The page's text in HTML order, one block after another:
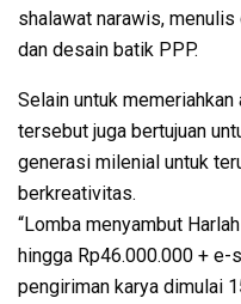
shalawat narawis,
dan desain batik PPP.
Selain untuk
tersebut juga bertujuan
generasi milenial untuk
berkreativitas.
“Lomba menyambut
hingga Rp46.000.000 +
pengiriman karya dimulai